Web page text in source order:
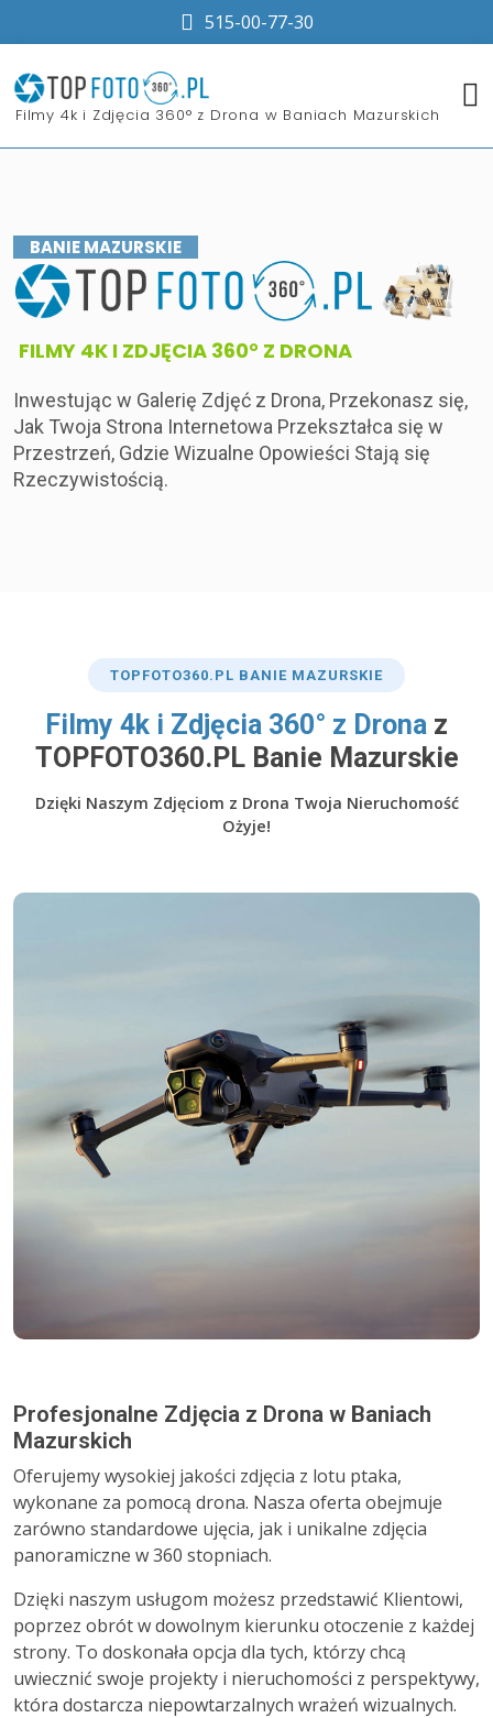
515-00-77-30
​Filmy 4k i Zdjęcia 360° z Drona w Baniach Mazurskich
BANIE MAZURSKIE
​FILMY 4K I ZDJĘCIA 360° Z DRONA
Inwestując w Galerię Zdjęć z Drona, Przekonasz się,
Jak Twoja Strona Internetowa Przekształca się w
Przestrzeń, Gdzie Wizualne Opowieści Stają się
Rzeczywistością.
TOP FOTO360.PL BANIE MAZURSKIE
​Filmy 4k i Zdjęcia 360° z Drona z
TOPFOTO360.PL Banie Mazurskie
Dzięki Naszym Zdjęciom z Drona Twoja Nieruchomość
Ożyje!
Profesjonalne Zdjęcia z Drona w Baniach
Mazurskich
Oferujemy wysokiej jakości zdjęcia z lotu ptaka,
wykonane za pomocą drona. Nasza oferta obejmuje
zarówno standardowe ujęcia, jak i unikalne zdjęcia
panoramiczne w 360 stopniach.
Dzięki naszym usługom możesz przedstawić Klientowi,
poprzez obrót w dowolnym kierunku otoczenie z każdej
strony. To doskonała opcja dla tych, którzy chcą
uwiecznić swoje projekty i nieruchomości z perspektywy,
która dostarcza niepowtarzalnych wrażeń wizualnych.